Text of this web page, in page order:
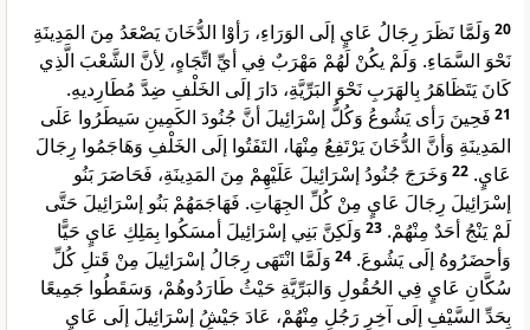
20 وَلَمَّا نَظَرَ رِجَالُ عَايٍ إلَى الوَرَاءِ، رَأوْا الدُّخَانَ يَصْعَدُ مِنَ المَدِينَةِ
نَحْوَ السَّمَاءِ. وَلَمْ يكُنْ لَهُمْ مَهْرَبٌ فِي أيِّ اتِّجَاهٍ، لِأنَّ الشَّعْبَ الَّذِي
كَانَ يَتَظَاهَرُ بِالهَرَبِ نَحْوَ البَرِّيَّةِ، دَارَ إلَى الخَلْفِ ضِدَّ مُطَارِديهِ.
21 فَحِينَ رَأى يَشُوعُ وَكُلُّ إسْرَائِيلَ أنَّ جُنُودَ الكَمِينِ سَيطَرُوا عَلَى
المَدِينَةِ وَأنَّ الدُّخَانَ يَرْتَفِعُ مِنْهَا، التَفَتُوا إلَى الخَلْفِ وَهَاجَمُوا رِجَالَ
عَايٍ. 22 وَخَرَجَ جُنُودُ إسْرَائِيلَ عَلَيْهِمْ مِنَ المَدِينَةِ، فَحَاصَرَ بَنُو
إسْرَائِيلَ رِجَالَ عَايٍ مِنْ كُلِّ الجِهَاتِ. فَهَاجَمَهُمْ بَنُو إسْرَائِيلَ حَتَّى
لَمْ يَنْجُ أحَدٌ مِنْهُمْ. 23 وَلَكِنَّ بَنِي إسْرَائِيلَ أمسَكُوا بِمَلِكِ عَايٍ حَيًّا
وَأحضَرُوهُ إلَى يَشُوعَ. 24 وَلَمَّا انْتَهَى رِجَالُ إسْرَائِيلَ مِنْ قَتلِ كُلِّ
سُكَّانِ عَايٍ فِي الحُقُولِ وَالبَرِّيَّةِ حَيْثُ طَارَدُوهُمْ، وَسَقَطُوا جَمِيعًا
بِحَدِّ السَّيْفِ إلَى آخِرِ رَجُلٍ مِنْهُمْ، عَادَ جَيْشُ إسْرَائِيلَ إلَى عَايٍ